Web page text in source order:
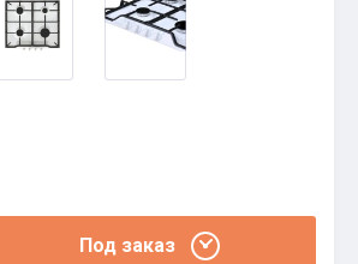
Под заказ